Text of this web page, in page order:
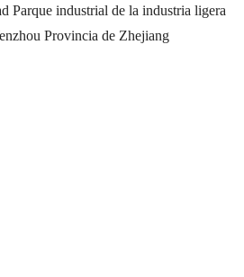
Parque industrial de la industria ligera
Provincia de Zhejiang